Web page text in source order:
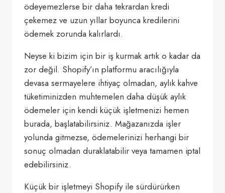
ödeyemezlerse bir daha tekrardan kredi
çekemez ve uzun yıllar boyunca kredilerini
ödemek zorunda kalırlardı.
Neyse ki bizim için bir iş kurmak artık o kadar da
zor değil. Shopify’ın platformu aracılığıyla
devasa sermayelere ihtiyaç olmadan, aylık kahve
tüketiminizden muhtemelen daha düşük aylık
ödemeler için kendi küçük işletmenizi hemen
burada, başlatabilirsiniz. Mağazanızda işler
yolunda gitmezse, ödemelerinizi herhangi bir
sonuç olmadan duraklatabilir veya tamamen iptal
edebilirsiniz.
Küçük bir işletmeyi Shopify ile sürdürürken